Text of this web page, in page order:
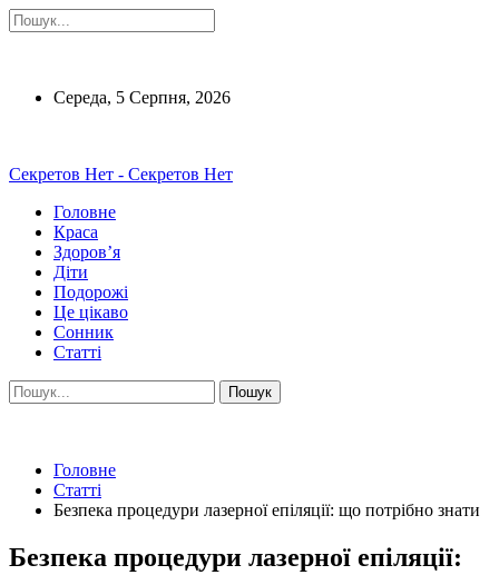
Середа, 5 Серпня, 2026
Секретов Нет - Секретов Нет
Головне
Краса
Здоров’я
Діти
Подорожі
Це цікаво
Сонник
Статті
Головне
Статті
Безпека процедури лазерної епіляції: що потрібно знати
Безпека процедури лазерної епіляції: